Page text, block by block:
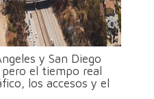
y San Diego
el tiempo real
los accesos y el